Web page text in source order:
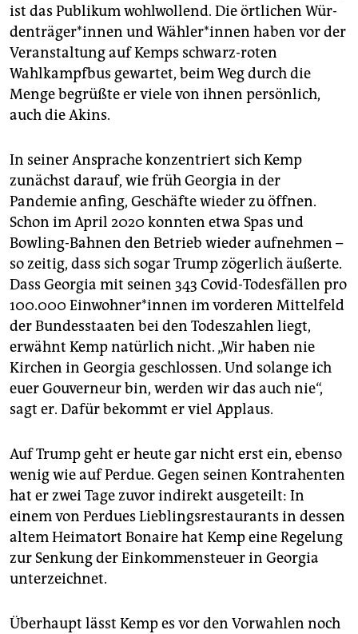
ist das Publikum wohlwollend. Die örtlichen Wür­
den­trä­ge­r*in­nen und Wäh­le­r*in­nen haben vor der
Veranstaltung auf Kemps schwarz-roten
Wahlkampfbus gewartet, beim Weg durch die
Menge begrüßte er viele von ihnen persönlich,
auch die Akins.
In seiner Ansprache konzentriert sich Kemp
zunächst darauf, wie früh Georgia in der
Pandemie anfing, Geschäfte wieder zu öffnen.
Schon im April 2020 konnten etwa Spas und
Bowling-Bahnen den Betrieb wieder aufnehmen –
so zeitig, dass sich sogar Trump zögerlich äußerte.
Dass Georgia mit seinen 343­ Covid-Todesfällen pro
100.000 ­Ein­woh­ne­r*in­nen im vorderen Mittelfeld
der Bundesstaaten bei den Todeszahlen liegt,
erwähnt Kemp natürlich nicht. „Wir haben nie
Kirchen in Georgia geschlossen. Und solange ich
euer Gouverneur bin, werden wir das auch nie“,
sagt er. Dafür bekommt er viel Applaus.
Auf Trump geht er heute gar nicht erst ein, ebenso
wenig wie auf Perdue. Gegen seinen Kontrahenten
hat er zwei Tage zuvor indirekt ausgeteilt: In
einem von Perdues Lieblingsrestaurants in dessen
altem Heimatort Bonaire hat Kemp eine Regelung
zur Senkung der Einkommensteuer in Georgia
unterzeichnet.
Überhaupt lässt Kemp es vor den Vorwahlen noch